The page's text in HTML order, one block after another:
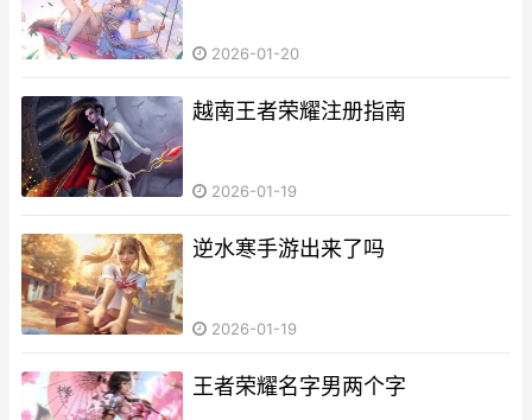
2026-01-20
越南王者荣耀注册指南
2026-01-19
逆水寒手游出来了吗
2026-01-19
王者荣耀名字男两个字